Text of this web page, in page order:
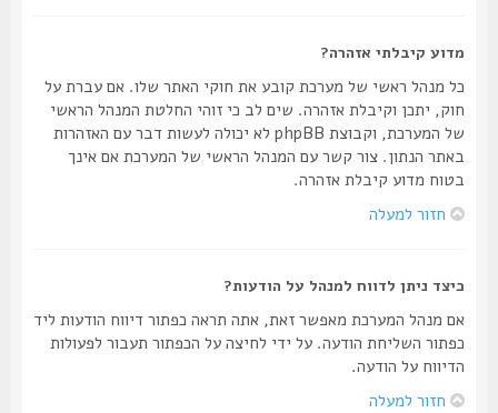
מדוע קיבלתי אזהרה?
כל מנהל ראשי של מערכת קובע את חוקי האתר שלו. אם עברת על
חוק, יתכן וקיבלת אזהרה. שים לב כי זוהי החלטת המנהל הראשי
של המערכת, וקבוצת phpBB לא יכולה לעשות דבר עם האזהרות
באתר הנתון. צור קשר עם המנהל הראשי של המערכת אם אינך
בטוח מדוע קיבלת אזהרה.
חזור למעלה
כיצד ניתן לדווח למנהל על הודעות?
אם מנהל המערכת מאפשר זאת, אתה תראה כפתור דיווח הודעות ליד
כפתור השליחת הודעה. על ידי לחיצה על הכפתור תעבור לפעולות
הדיווח על הודעה.
חזור למעלה